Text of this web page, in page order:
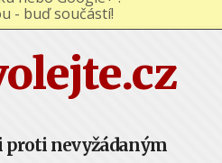
proti nevyžádaným
nebo Google+ !
- buď součástí!